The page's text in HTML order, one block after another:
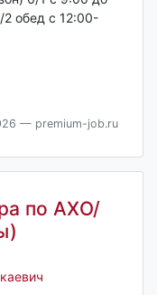
обед с 12:00-
— premium-job.ru
по АХО/